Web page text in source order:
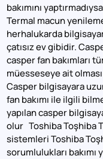
bakımını
Termal macun
herhalukarda
çatısız ev gibidir.
casper fan bakımları
müesseseye ait
Casper bilgisayara
fan bakımı ile ilgili
yapılan casper
olur Toshiba Toşhiba
sistemleri Toshiba
sorumlulukları